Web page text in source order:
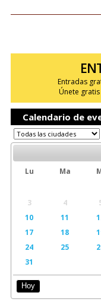
Entradas
Únete
Calendario de
Lu Ma
3
4
10
11
17
18
24
25
31
Hoy